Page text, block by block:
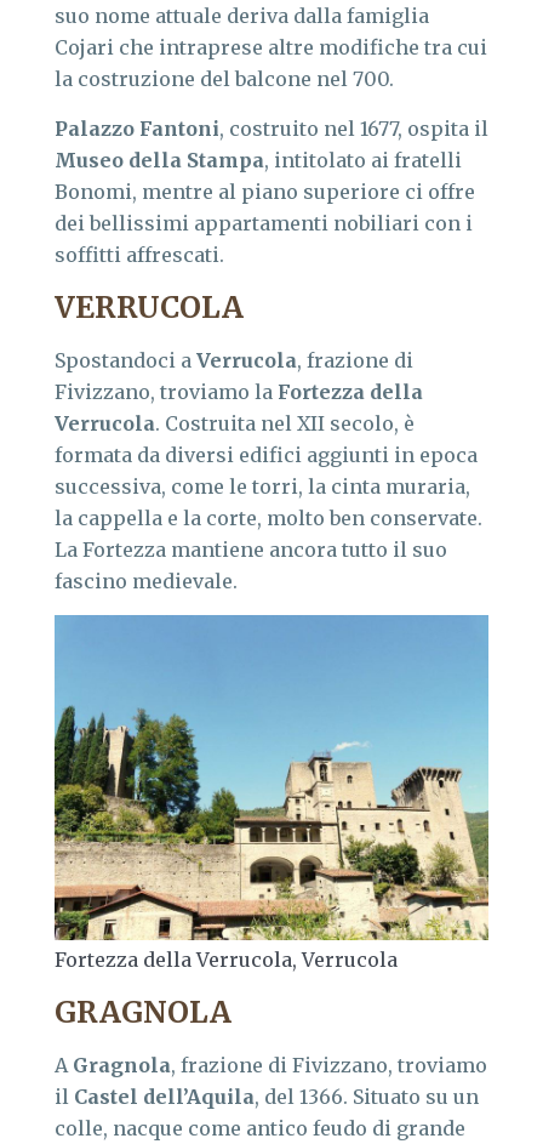
suo nome attuale deriva dalla famiglia
Cojari che intraprese altre modifiche tra cui
la costruzione del balcone nel 700.
Palazzo Fantoni, costruito nel 1677, ospita il
Museo della Stampa, intitolato ai fratelli
Bonomi, mentre al piano superiore ci offre
dei bellissimi appartamenti nobiliari con i
soffitti affrescati.
VERRUCOLA
Spostandoci a Verrucola, frazione di
Fivizzano, troviamo la Fortezza della
Verrucola. Costruita nel XII secolo, è
formata da diversi edifici aggiunti in epoca
successiva, come le torri, la cinta muraria,
la cappella e la corte, molto ben conservate.
La Fortezza mantiene ancora tutto il suo
fascino medievale.
Fortezza della Verrucola, Verrucola
GRAGNOLA
A Gragnola, frazione di Fivizzano, troviamo
il Castel dell’Aquila, del 1366. Situato su un
colle, nacque come antico feudo di grande